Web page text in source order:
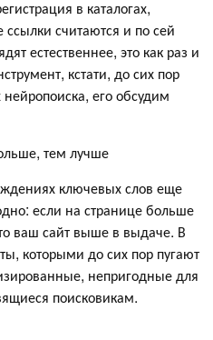
в каталогах,
ссылки считаются и по сей
естественнее, это как раз и
кстати, до сих пор
его обсудим
тем лучше
ключевых слов еще
если на странице больше
ваш сайт выше в выдаче. В
которыми до сих пор пугают
непригодные для
поисковикам.